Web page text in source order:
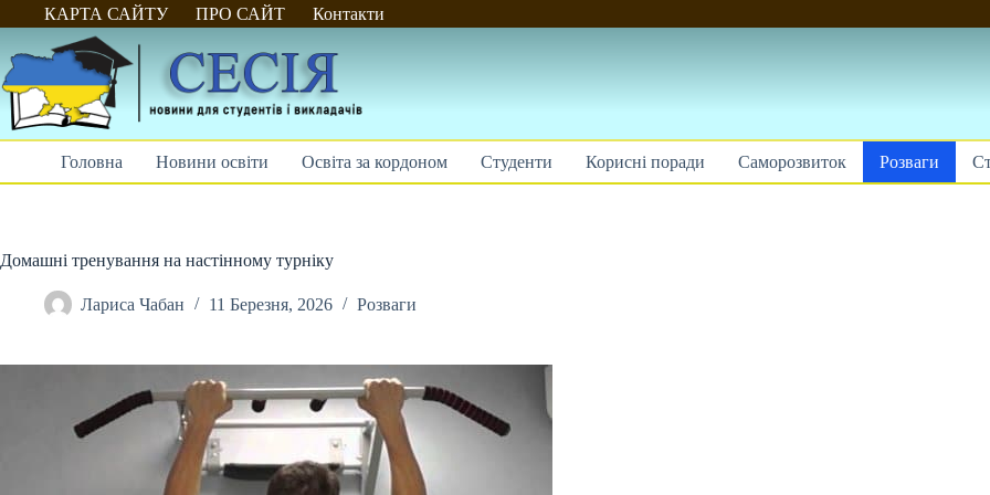
Перейти
до
КАРТА САЙТУ ПРО САЙТ Контакти
Головна Новини освіти Освіта за кордоном Студенти Корисні поради Саморозвиток Розваги
Домашні тренування на настінному турніку
Лариса Чабан 11 Березня, 2026 Розваги